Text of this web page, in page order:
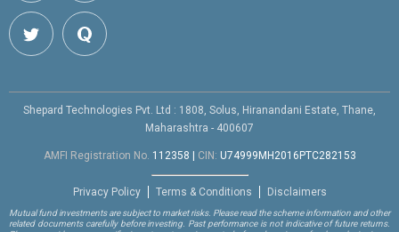
Shepard Technologies Pvt. Ltd : 1808, Solus, Hiranandani Estate, Thane,
Maharashtra - 400607
AMFI Registration No. 112358 | CIN: U74999MH2016PTC282153
Privacy Policy Terms & Conditions Disclaimers
Mutual fund investments are subject to market risks. Please read the scheme information and other
related documents carefully before investing. Past performance is not indicative of future returns.